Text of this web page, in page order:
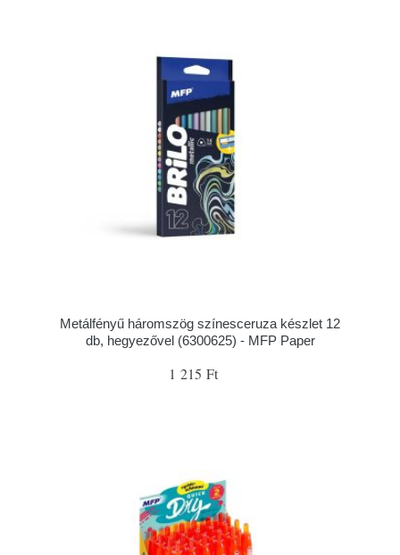
Metálfényű háromszög színesceruza készlet 12
db, hegyezővel (6300625) - MFP Paper
1 215 Ft